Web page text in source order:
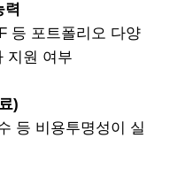
력
등 포트폴리오 다양
지원 여부
)
등 비용투명성이 실